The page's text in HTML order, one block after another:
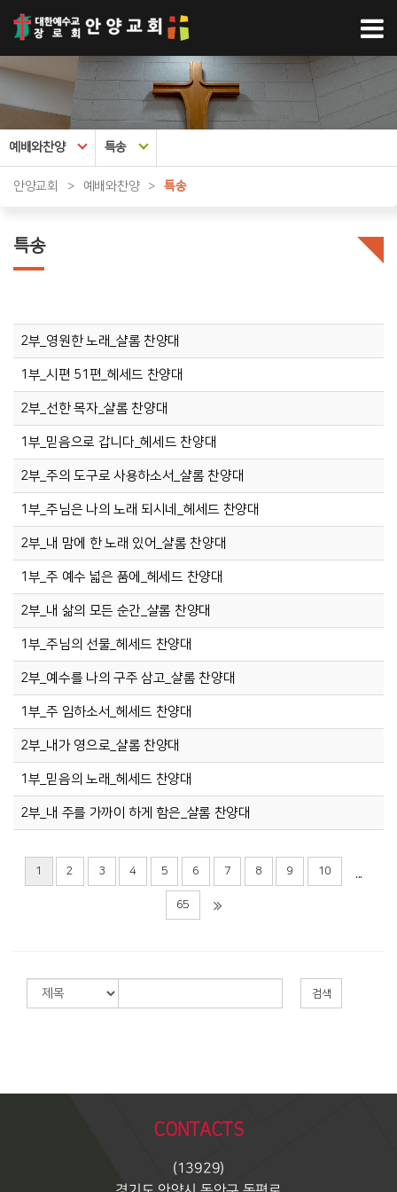
예배와찬양 특송
안양교회 > 예배와찬양 > 특송
특송
2부_영원한 노래_샬롬 찬양대
1부_시편 51편_헤세드 찬양대
2부_선한 목자_샬롬 찬양대
1부_믿음으로 갑니다_헤세드 찬양대
2부_주의 도구로 사용하소서_샬롬 찬양대
1부_주님은 나의 노래 되시네_헤세드 찬양대
2부_내 맘에 한 노래 있어_샬롬 찬양대
1부_주 예수 넓은 품에_헤세드 찬양대
2부_내 삶의 모든 순간_샬롬 찬양대
1부_주님의 선물_헤세드 찬양대
2부_예수를 나의 구주 삼고_샬롬 찬양대
1부_주 임하소서_헤세드 찬양대
2부_내가 영으로_샬롬 찬양대
1부_믿음의 노래_헤세드 찬양대
2부_내 주를 가까이 하게 함은_샬롬 찬양대
1 2 3 4 5 6 7 8 9 10 ...
65
검색
CONTACTS
(13929)